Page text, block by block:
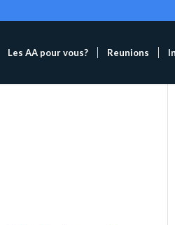
Les AA pour vous? Reunions